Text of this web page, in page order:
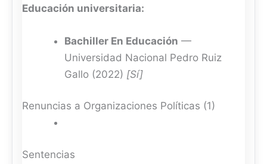
Educación universitaria:
Bachiller En Educación —
Universidad Nacional Pedro Ruiz
Gallo (2022) [Sí]
Renuncias a Organizaciones Políticas (1)
Sentencias